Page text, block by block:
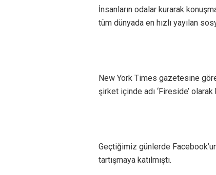
İnsanların odalar kurarak
tüm dünyada en hızlı yayılan
New York Times gazetesine
şirket içinde adı ‘Fireside’
Geçtiğimiz günlerde
tartışmaya katılmıştı.